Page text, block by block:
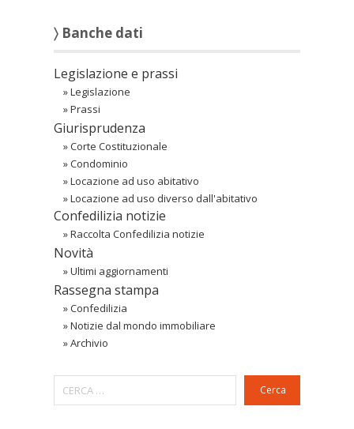
〉 Banche dati
Legislazione e prassi
»Legislazione
»Prassi
Giurisprudenza
»Corte Costituzionale
»Condominio
»Locazione ad uso abitativo
»Locazione ad uso diverso dall'abitativo
Confedilizia notizie
»Raccolta Confedilizia notizie
Novità
»Ultimi aggiornamenti
Rassegna stampa
»Confedilizia
»Notizie dal mondo immobiliare
»Archivio
Cerca